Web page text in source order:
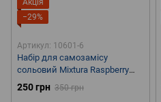
Акція
−29%
Артикул: 10601-6
Набір для самозамісу
сольовий Mixtura Raspberry
Lemonade 30 ml 50 mg
250 грн 350 грн